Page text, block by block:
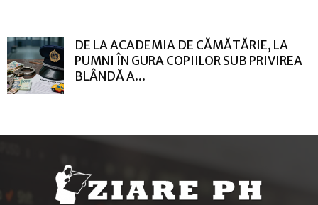
DE LA ACADEMIA DE CĂMĂTĂRIE, LA
PUMNI ÎN GURA COPIILOR SUB PRIVIREA
BLÂNDĂ A...